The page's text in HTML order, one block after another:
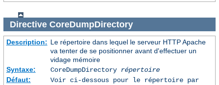
Directive CoreDumpDirectory
Description: Le répertoire dans lequel le serveur HTTP Apache
va tenter de se positionner avant d'effectuer un
vidage mémoire
Syntaxe:
CoreDumpDirectory répertoire
Défaut:
Voir ci-dessous pour le répertoire par